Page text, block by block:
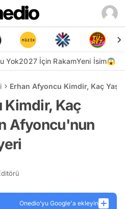
Yok2027 İçin RakamYeni İsim😱
Erhan Afyoncu Kimdir, Kaç
Kimdir, Kaç
Afyoncu'nun
Onedio’yu Google'a ekleyin